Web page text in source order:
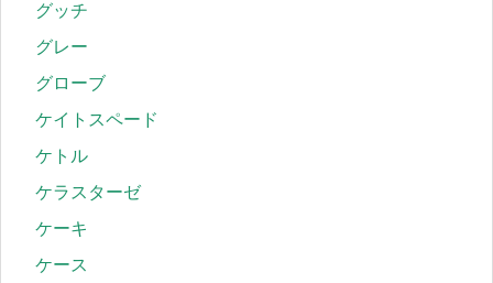
グッチ
グレー
グローブ
ケイトスペード
ケトル
ケラスターゼ
ケーキ
ケース